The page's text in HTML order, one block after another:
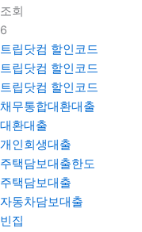
조회
6
트립닷컴 할인코드
트립닷컴 할인코드
트립닷컴 할인코드
채무통합대환대출
대환대출
개인회생대출
주택담보대출한도
주택담보대출
자동차담보대출
빈집